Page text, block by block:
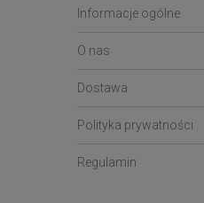
Informacje ogólne
O nas
Dostawa
Polityka prywatności
Regulamin